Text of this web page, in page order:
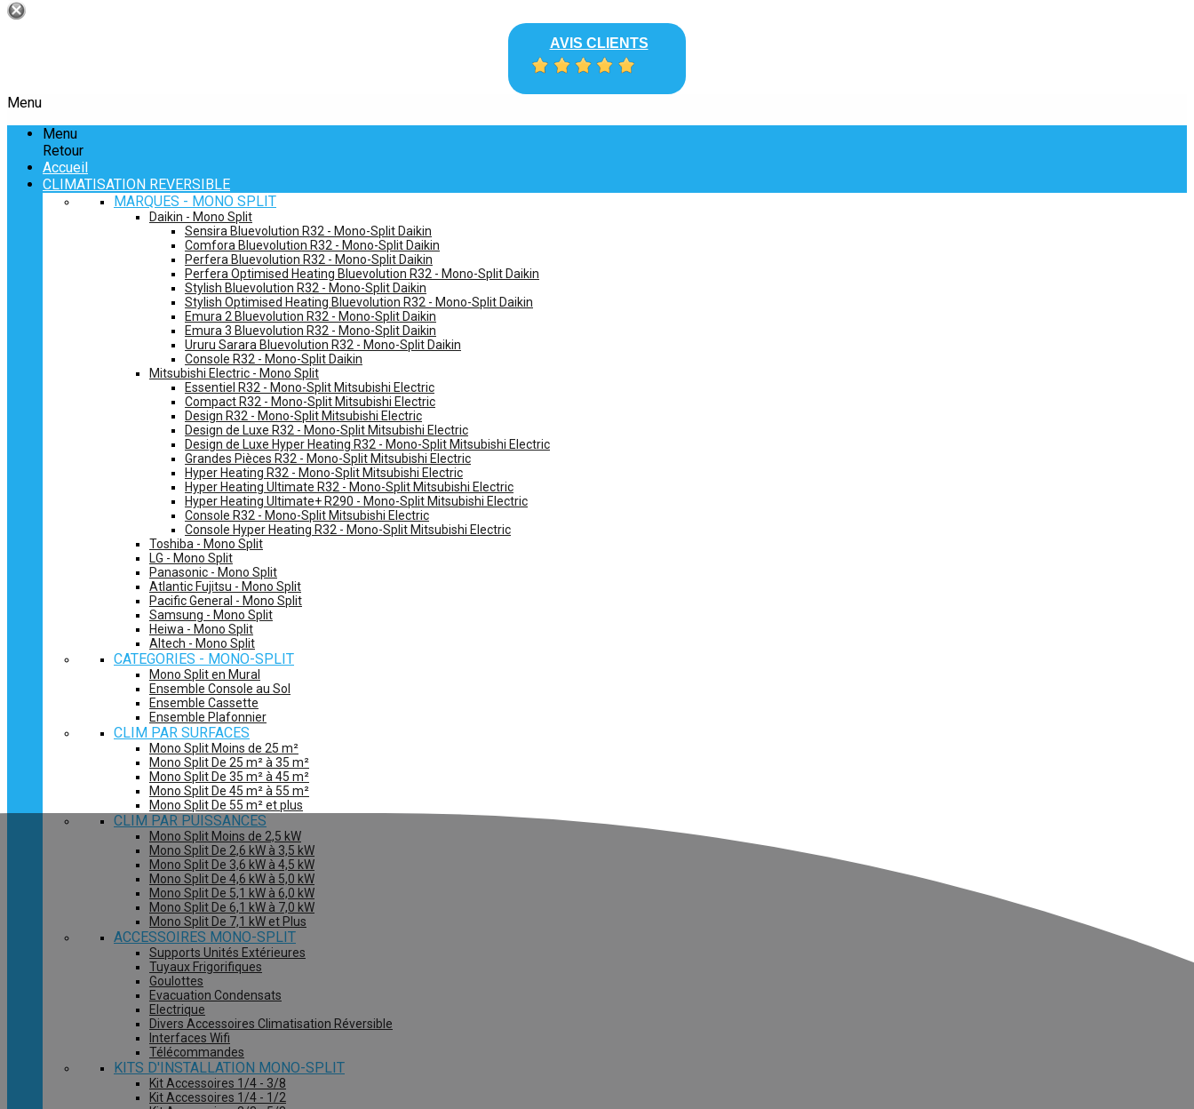
AVIS CLIENTS
Menu
Menu
Retour
Accueil
CLIMATISATION REVERSIBLE
MARQUES - MONO SPLIT
Daikin - Mono Split
Sensira Bluevolution R32 - Mono-Split Daikin
Comfora Bluevolution R32 - Mono-Split Daikin
Perfera Bluevolution R32 - Mono-Split Daikin
Perfera Optimised Heating Bluevolution R32 - Mono-Split Daikin
Stylish Bluevolution R32 - Mono-Split Daikin
Stylish Optimised Heating Bluevolution R32 - Mono-Split Daikin
Emura 2 Bluevolution R32 - Mono-Split Daikin
Emura 3 Bluevolution R32 - Mono-Split Daikin
Ururu Sarara Bluevolution R32 - Mono-Split Daikin
Console R32 - Mono-Split Daikin
Mitsubishi Electric - Mono Split
Essentiel R32 - Mono-Split Mitsubishi Electric
Compact R32 - Mono-Split Mitsubishi Electric
Design R32 - Mono-Split Mitsubishi Electric
Design de Luxe R32 - Mono-Split Mitsubishi Electric
Design de Luxe Hyper Heating R32 - Mono-Split Mitsubishi Electric
Grandes Pièces R32 - Mono-Split Mitsubishi Electric
Hyper Heating R32 - Mono-Split Mitsubishi Electric
Hyper Heating Ultimate R32 - Mono-Split Mitsubishi Electric
Hyper Heating Ultimate+ R290 - Mono-Split Mitsubishi Electric
Console R32 - Mono-Split Mitsubishi Electric
Console Hyper Heating R32 - Mono-Split Mitsubishi Electric
Toshiba - Mono Split
LG - Mono Split
Panasonic - Mono Split
Atlantic Fujitsu - Mono Split
Pacific General - Mono Split
Samsung - Mono Split
Heiwa - Mono Split
Altech - Mono Split
CATEGORIES - MONO-SPLIT
Mono Split en Mural
Ensemble Console au Sol
Ensemble Cassette
Ensemble Plafonnier
CLIM PAR SURFACES
Mono Split Moins de 25 m²
Mono Split De 25 m² à 35 m²
Mono Split De 35 m² à 45 m²
Mono Split De 45 m² à 55 m²
Mono Split De 55 m² et plus
CLIM PAR PUISSANCES
Mono Split Moins de 2,5 kW
Mono Split De 2,6 kW à 3,5 kW
Mono Split De 3,6 kW à 4,5 kW
Mono Split De 4,6 kW à 5,0 kW
Mono Split De 5,1 kW à 6,0 kW
Mono Split De 6,1 kW à 7,0 kW
Mono Split De 7,1 kW et Plus
ACCESSOIRES MONO-SPLIT
Supports Unités Extérieures
Tuyaux Frigorifiques
Goulottes
Evacuation Condensats
Electrique
Divers Accessoires Climatisation Réversible
Interfaces Wifi
Télécommandes
KITS D'INSTALLATION MONO-SPLIT
Kit Accessoires 1/4 - 3/8
Kit Accessoires 1/4 - 1/2